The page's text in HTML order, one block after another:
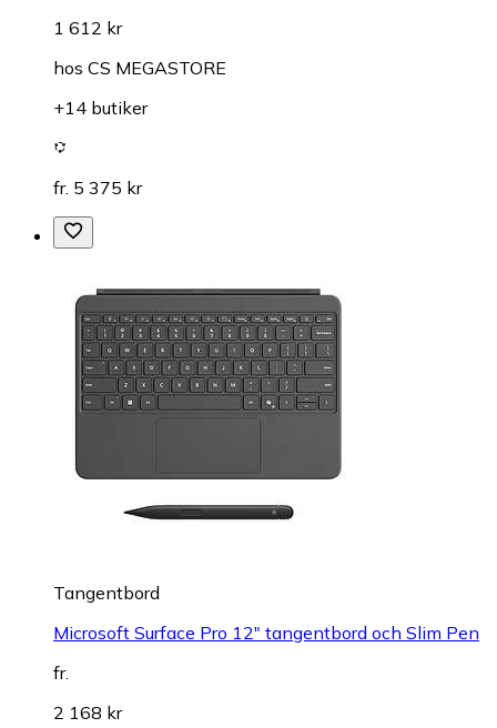
1 612 kr
hos CS MEGASTORE
+14 butiker
fr. 5 375 kr
Tangentbord
Microsoft Surface Pro 12" tangentbord och Slim Pen
fr.
2 168 kr